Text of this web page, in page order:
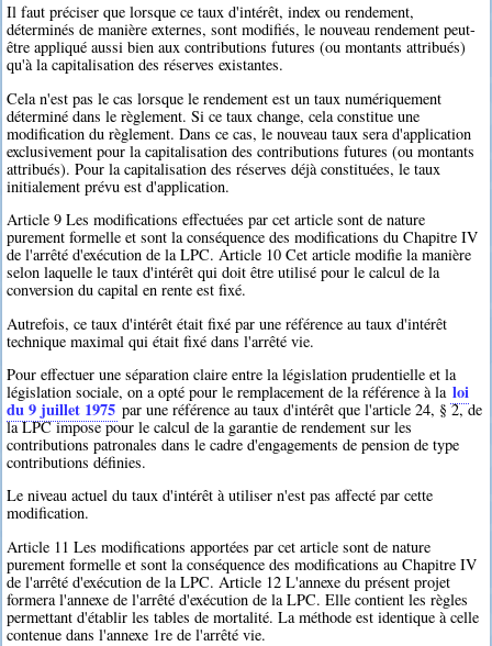
Il faut préciser que lorsque ce taux d'intérêt, index ou rendement,
déterminés de manière externes, sont modifiés, le nouveau rendement peut-
être appliqué aussi bien aux contributions futures (ou montants attribués)
qu'à la capitalisation des réserves existantes.
Cela n'est pas le cas lorsque le rendement est un taux numériquement
déterminé dans le règlement. Si ce taux change, cela constitue une
modification du règlement. Dans ce cas, le nouveau taux sera d'application
exclusivement pour la capitalisation des contributions futures (ou montants
attribués). Pour la capitalisation des réserves déjà constituées, le taux
initialement prévu est d'application.
Article 9 Les modifications effectuées par cet article sont de nature
purement formelle et sont la conséquence des modifications du Chapitre IV
de l'arrêté d'exécution de la LPC. Article 10 Cet article modifie la manière
selon laquelle le taux d'intérêt qui doit être utilisé pour le calcul de la
conversion du capital en rente est fixé.
Autrefois, ce taux d'intérêt était fixé par une référence au taux d'intérêt
technique maximal qui était fixé dans l'arrêté vie.
Pour effectuer une séparation claire entre la législation prudentielle et la
législation sociale, on a opté pour le remplacement de la référence à la loi
du 9 juillet 1975 par une référence au taux d'intérêt que l'article 24, § 2, de
la LPC impose pour le calcul de la garantie de rendement sur les
contributions patronales dans le cadre d'engagements de pension de type
contributions définies.
Le niveau actuel du taux d'intérêt à utiliser n'est pas affecté par cette
modification.
Article 11 Les modifications apportées par cet article sont de nature
purement formelle et sont la conséquence des modifications au Chapitre IV
de l'arrêté d'exécution de la LPC. Article 12 L'annexe du présent projet
formera l'annexe de l'arrêté d'exécution de la LPC. Elle contient les règles
permettant d'établir les tables de mortalité. La méthode est identique à celle
contenue dans l'annexe 1re de l'arrêté vie.